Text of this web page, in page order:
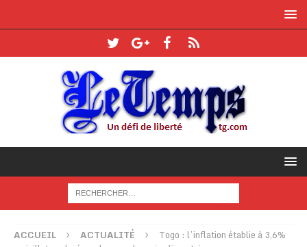
ACCUEIL ACTUALITÉ
Togo : l’inflation établie à 3,6%